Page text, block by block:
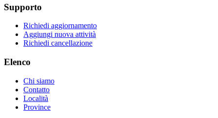
Supporto
Richiedi aggiornamento
Aggiungi nuova attività
Richiedi cancellazione
Elenco
Chi siamo
Contatto
Località
Province